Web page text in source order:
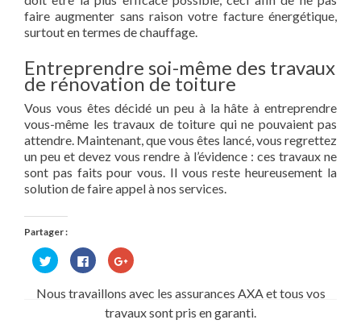
faire augmenter sans raison votre facture énergétique,
surtout en termes de chauffage.
Entreprendre soi-même des travaux
de rénovation de toiture
Vous vous êtes décidé un peu à la hâte à entreprendre
vous-même les travaux de toiture qui ne pouvaient pas
attendre. Maintenant, que vous êtes lancé, vous regrettez
un peu et devez vous rendre à l’évidence : ces travaux ne
sont pas faits pour vous. Il vous reste heureusement la
solution de faire appel à nos services.
Partager :
Cliquez
pour
partager
Twitter(ouvre
Cliquez
pour
partager
sur
Facebook(ouvre
dans
une
Cliquez
pour
Google+
dans
Nous travaillons avec les assurances AXA et tous vos
travaux sont pris en garanti.